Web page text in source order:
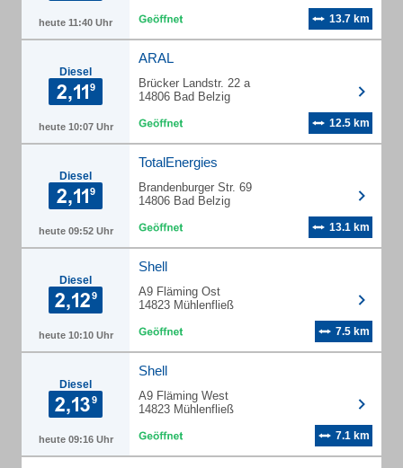
heute 11:40 Uhr 13.7 km
Diesel
heute 10:07 Uhr
ARAL
Brücker Landstr. 22 a
14806 Bad Belzig
12.5 km
Diesel
heute 09:52 Uhr
TotalEnergies
Brandenburger Str. 69
14806 Bad Belzig
13.1 km
Diesel
heute 10:10 Uhr
Shell
A9 Fläming Ost
14823 Mühlenfließ
7.5 km
Diesel
heute 09:16 Uhr
Shell
A9 Fläming West
14823 Mühlenfließ
7.1 km